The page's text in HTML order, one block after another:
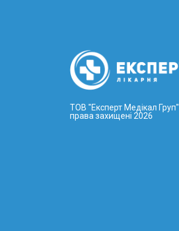
ТОВ "Експерт Медікал Груп"
права захищені 2026